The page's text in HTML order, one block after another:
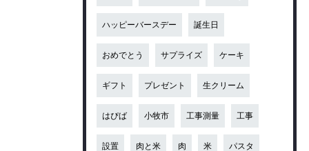
ハッピーバースデー 誕生日
おめでとう サプライズ ケーキ
ギフト プレゼント 生クリーム
はぴば 小牧市 工事測量 工事
設置 肉と米 肉 米 パスタ